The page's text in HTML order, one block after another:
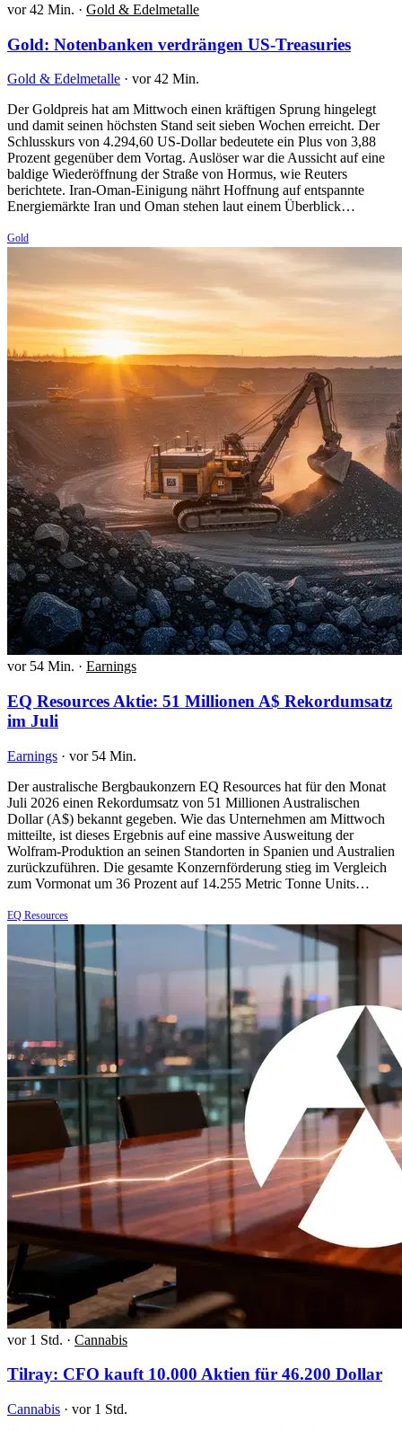
vor 42 Min. · Gold & Edelmetalle
Gold: Notenbanken verdrängen US-Treasuries
Gold & Edelmetalle · vor 42 Min.
Der Goldpreis hat am Mittwoch einen kräftigen Sprung hingelegt
und damit seinen höchsten Stand seit sieben Wochen erreicht. Der
Schlusskurs von 4.294,60 US-Dollar bedeutete ein Plus von 3,88
Prozent gegenüber dem Vortag. Auslöser war die Aussicht auf eine
baldige Wiederöffnung der Straße von Hormus, wie Reuters
berichtete. Iran-Oman-Einigung nährt Hoffnung auf entspannte
Energiemärkte Iran und Oman stehen laut einem Überblick…
Gold
vor 54 Min. · Earnings
EQ Resources Aktie: 51 Millionen A$ Rekordumsatz
im Juli
Earnings · vor 54 Min.
Der australische Bergbaukonzern EQ Resources hat für den Monat
Juli 2026 einen Rekordumsatz von 51 Millionen Australischen
Dollar (A$) bekannt gegeben. Wie das Unternehmen am Mittwoch
mitteilte, ist dieses Ergebnis auf eine massive Ausweitung der
Wolfram-Produktion an seinen Standorten in Spanien und Australien
zurückzuführen. Die gesamte Konzernförderung stieg im Vergleich
zum Vormonat um 36 Prozent auf 14.255 Metric Tonne Units…
EQ Resources
vor 1 Std. · Cannabis
Tilray: CFO kauft 10.000 Aktien für 46.200 Dollar
Cannabis · vor 1 Std.